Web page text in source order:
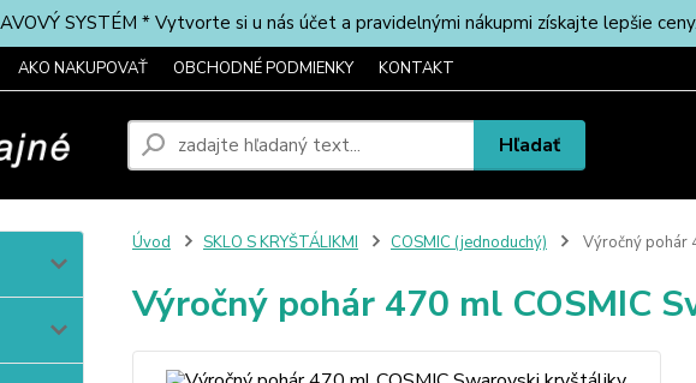
SYSTÉM * Vytvorte si u nás účet a pravidelnými nákupmi získajte lepšie
AKO NAKUPOVAŤ OBCHODNÉ PODMIENKY KONTAKT
Hľadať
Úvod SKLO S KRYŠTÁLIKMI COSMIC (jednoduchý) Výročný pohár
Výročný pohár 470 ml COSMIC